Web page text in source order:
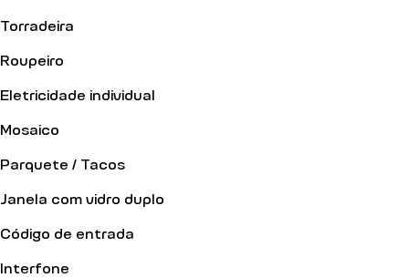
Torradeira
Roupeiro
Eletricidade individual
Mosaico
Parquete / Tacos
Janela com vidro duplo
Código de entrada
Interfone